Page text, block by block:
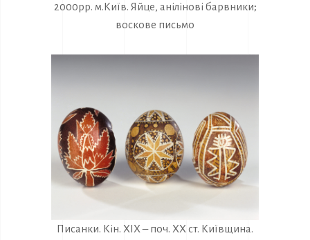
2000рр. м.Київ. Яйце, анілінові барвники;
воскове письмо
Писанки. Кін. ХІХ – поч. ХХ ст. Київщина.